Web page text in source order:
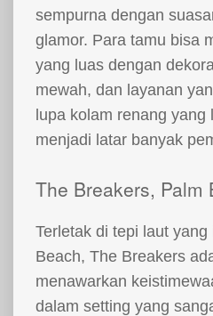
sempurna dengan
glamor. Para tamu bisa
yang luas dengan
mewah, dan layanan
lupa kolam renang
menjadi latar banyak
The Breakers, Palm
Terletak di tepi laut
Beach, The Breakers
menawarkan
dalam setting yang